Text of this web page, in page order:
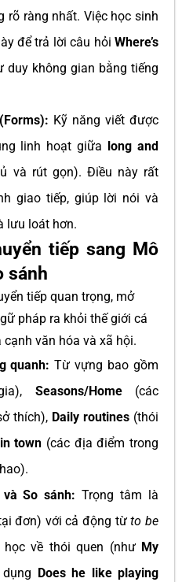
rõ ràng nhất. Việc học sinh
để trả lời câu hỏi Where’s
duy không gian bằng tiếng
Kỹ năng viết được
linh hoạt giữa long and
và rút gọn). Điều này rất
giao tiếp, giúp lời nói và
lưu loát hơn.
tiếp sang Mô
sánh
tiếp quan trọng, mở
pháp ra khỏi thế giới cá
văn hóa và xã hội.
quanh: Từ vựng bao gồm
Seasons/Home(các
thích), Daily routines (thói
town (các địa điểm trong
So sánh: Trọng tâm là
đơn) với cả động từto be
về thói quen (như My
Does he like playing